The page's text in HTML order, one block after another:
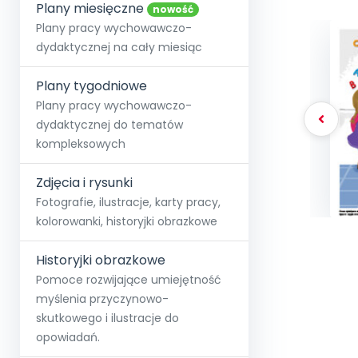
Społeczność
+48 12 631 04 10
kontakt@blizejprzedszkola.pl
O miesięczniku
Strona główna
Strefy,
O Akademii
Akademia
Poznaj pakiet MAX
Testuj przez 7 dni
E-
∞Pakiet
Pełen
Wszystkie projekty
Skontaktuj się
Dodaj wpis
Plany miesięczne nowość
Plany pracy wychowawczo-
dydaktycznej na cały miesiąc
Plany tygodniowe
Plany pracy wychowawczo-
dydaktycznej do tematów
kompleksowych
Zdjęcia i rysunki
Fotografie, ilustracje, karty pracy,
kolorowanki, historyjki obrazkowe
Historyjki obrazkowe
Pomoce rozwijające umiejętność
myślenia przyczynowo-
skutkowego i ilustracje do
opowiadań.